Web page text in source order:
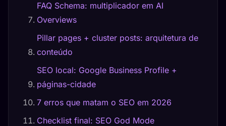
FAQ Schema: multiplicador em AI
Overviews
Pillar pages + cluster posts: arquitetura de
conteúdo
SEO local: Google Business Profile +
páginas-cidade
7 erros que matam o SEO em 2026
Checklist final: SEO God Mode